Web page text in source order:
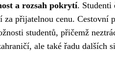
a rozsah pokrytí. Studenti
přijatelnou cenu. Cestovní
studentů, přičemž
ale také řadu dalších